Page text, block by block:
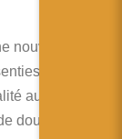
nouvelle
au niveau
augmentée.
douleurs du